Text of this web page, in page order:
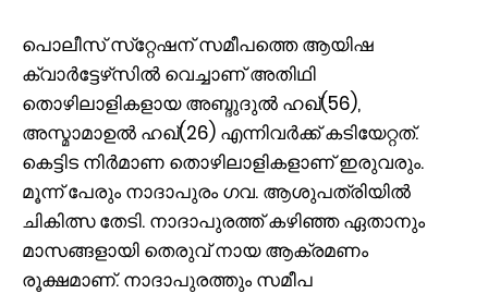
പൊലീസ് സ്‌റ്റേഷന് സമീപത്തെ ആയിഷ
ക്വാര്‍ട്ടേഴ്‌സില്‍ വെച്ചാണ് അതിഥി
തൊഴിലാളികളായ അബ്ദുദുല്‍ ഹഖ്(56),
അസ്മാമാഉല്‍ ഹഖ്(26) എന്നിവര്‍ക്ക് കടിയേറ്റത്.
കെട്ടിട നിര്‍മാണ തൊഴിലാളികളാണ് ഇരുവരും.
മൂന്ന് പേരും നാദാപുരം ഗവ. ആശുപത്രിയില്‍
ചികിത്സ തേടി. നാദാപുരത്ത് കഴിഞ്ഞ ഏതാനും
മാസങ്ങളായി തെരുവ് നായ ആക്രമണം
രൂക്ഷമാണ്. നാദാപുരത്തും സമീപ